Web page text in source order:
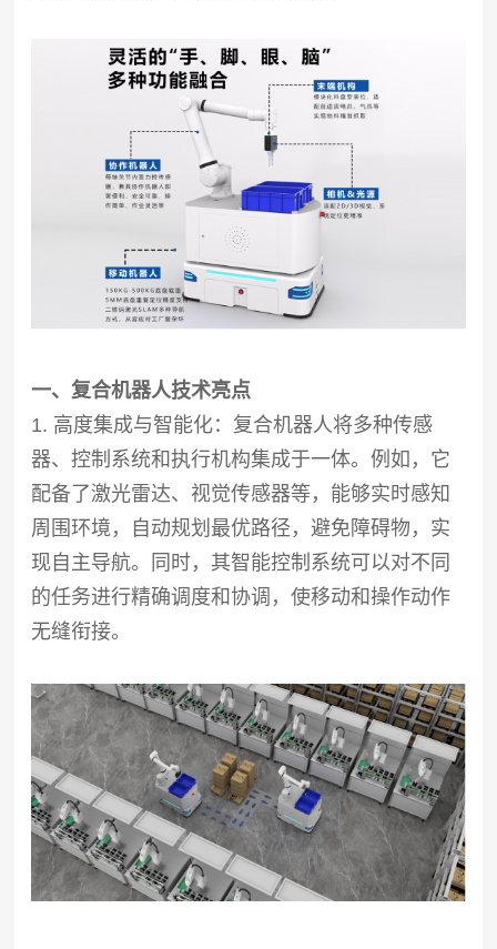
一、复合机器人技术亮点
1. 高度集成与智能化：复合机器人将多种传感
器、控制系统和执行机构集成于一体。例如，它
配备了激光雷达、视觉传感器等，能够实时感知
周围环境，自动规划最优路径，避免障碍物，实
现自主导航。同时，其智能控制系统可以对不同
的任务进行精确调度和协调，使移动和操作动作
无缝衔接。